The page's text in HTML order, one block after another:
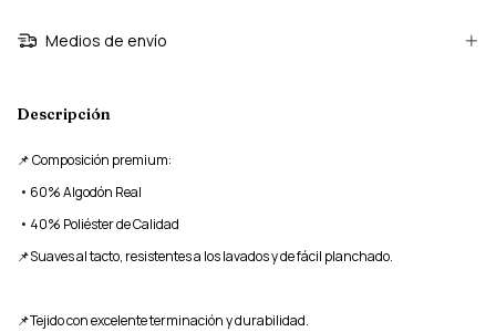
Medios de envío
Descripción
📌 Composición premium:
• 60% Algodón Real
• 40% Poliéster de Calidad
📌Suaves al tacto, resistentes a los lavados y de fácil planchado.
📌Tejido con excelente terminación y durabilidad.